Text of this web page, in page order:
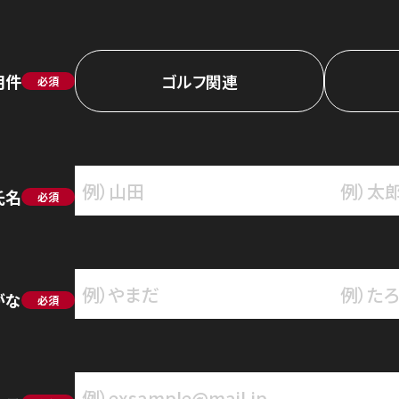
件 必須 ゴルフ関連
名 必須
な 必須